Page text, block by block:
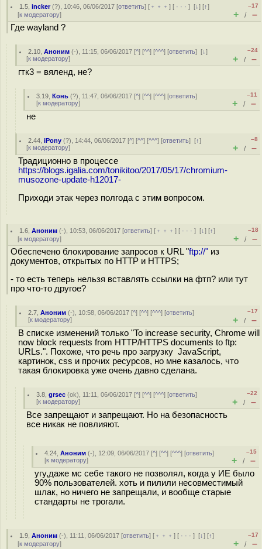
1.5 ,incker(?), 10:46, 06/06/2017 [ответить] [ ﹢﹢﹢] [ · · ·][↓] [↑]
[к модератору]
–17
+ / –
Где wayland ?
2.10 ,Аноним (-), 11:15, 06/06/2017 [^] [^^] [^^^] [ответить][↓]
[к модератору]
–24
+ / –
гтк3 = вяленд, не?
3.19 ,Конь (?), 11:47, 06/06/2017 [^] [^^] [^^^] [ответить]
[к модератору]
–11
+ / –
не
2.44 ,iPony (?), 14:44, 06/06/2017 [^] [^^] [^^^] [ответить][↑]
[к модератору]
–8
+ / –
Традиционно в процессе
https://blogs.igalia.com/tonikitoo/2017/05/17/chromium-
musozone-update-h12017-
Приходи этак через полгода с этим вопросом.
1.6 ,Аноним (-), 10:53, 06/06/2017 [ответить] [ ﹢﹢﹢] [ · · ·][↓] [↑]
[к модератору]
–18
+ / –
Обеспечено блокирование запросов к URL "ftp://" из
документов, открытых по HTTP и HTTPS;
- то есть теперь нельзя вставлять ссылки на фтп? или тут
про что-то другое?
2.7 ,Аноним (-), 10:58, 06/06/2017 [^] [^^] [^^^] [ответить]
[к модератору]
–17
+ / –
В списке изменений только "To increase security, Chrome will
now block requests from HTTP/HTTPS documents to ftp:
URLs.". Похоже, что речь про загрузку JavaScript,
картинок, css и прочих ресурсов, но мне казалось, что
такая блокировка уже очень давно сделана.
3.8 ,grsec (ok), 11:11, 06/06/2017 [^] [^^] [^^^] [ответить]
[к модератору]
–22
+ / –
Все запрещают и запрещают. Но на безопасность
все никак не повлияют.
4.24 ,Аноним (-), 12:09, 06/06/2017 [^] [^^] [^^^] [ответить]
[к модератору]
–15
+ / –
угу,даже мс себе такого не позволял, когда у ИЕ было
90% пользователей. хоть и пилили несовместимый
шлак, но ничего не запрещали, и вообще старые
стандарты не трогали.
1.9 ,Аноним (-), 11:11, 06/06/2017 [ответить] [ ﹢﹢﹢] [ · · ·][↓] [↑]
[к модератору]
–17
+ / –